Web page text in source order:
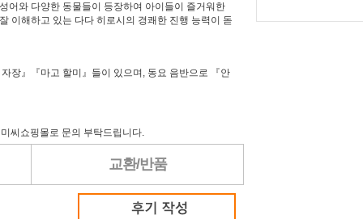
어와 다양한 동물들이 등장하여 아이들이 즐거워한
이해하고 있는 다다 히로시의 경쾌한 진행 능력이 돋
장』『마고 할미』들이 있으며, 동요 음반으로 『안
씨쇼핑몰로 문의 부탁드립니다.
교환/반품